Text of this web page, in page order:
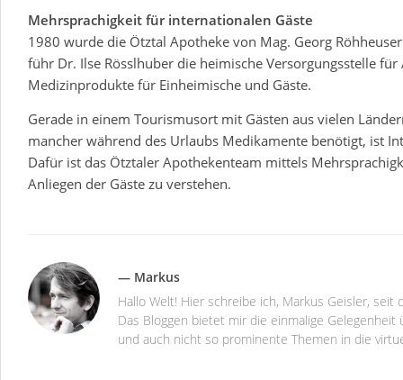
Mehrsprachigkeit für internationalen Gäste
1980 wurde die Ötztal Apotheke von Mag. Georg
führ Dr. Ilse Rösslhuber die heimische Versorgungsstelle
Medizinprodukte für Einheimische und Gäste.
Gerade in einem Tourismusort mit Gästen aus vielen
mancher während des Urlaubs Medikamente benötigt, ist
Dafür ist das Ötztaler Apothekenteam mittels
Anliegen der Gäste zu verstehen.
— Markus
Hallo Welt! Hier schreibe ich, Markus Geisler,
Das Bloggen bietet mir die einmalige
und auch nicht so prominente Themen in die